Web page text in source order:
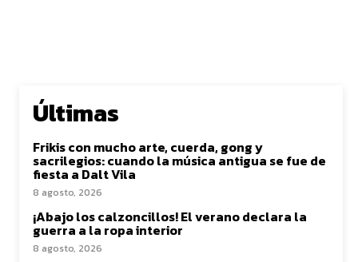
Últimas
Frikis con mucho arte, cuerda, gong y
sacrilegios: cuando la música antigua se fue de
fiesta a Dalt Vila
8 agosto, 2026
¡Abajo los calzoncillos! El verano declara la
guerra a la ropa interior
8 agosto, 2026